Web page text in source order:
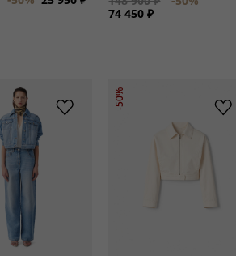
74 450 ₽
-50%